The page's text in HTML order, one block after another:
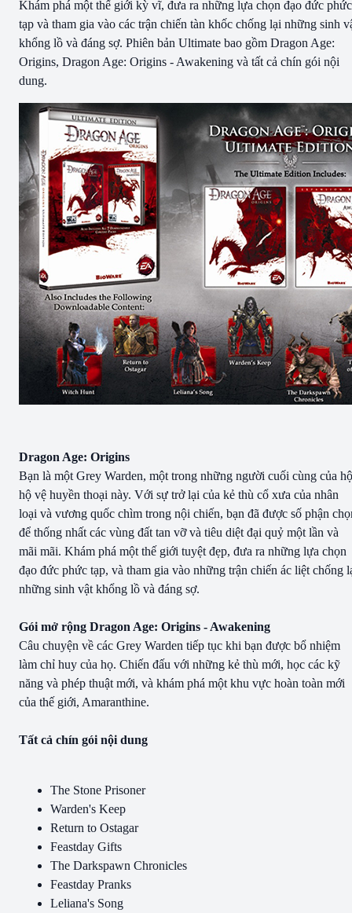
Khám phá một thế giới kỳ vĩ, đưa ra những lựa chọn đạo đức phức
tạp và tham gia vào các trận chiến tàn khốc chống lại những sinh
khổng lồ và đáng sợ. Phiên bản Ultimate bao gồm Dragon Age:
Origins, Dragon Age: Origins - Awakening và tất cả chín gói nội
dung.
Dragon Age: Origins
Bạn là một Grey Warden, một trong những người cuối cùng của
hộ vệ huyền thoại này. Với sự trở lại của kẻ thù cổ xưa của nhân
loại và vương quốc chìm trong nội chiến, bạn đã được số phận
để thống nhất các vùng đất tan vỡ và tiêu diệt đại quỷ một lần và
mãi mãi. Khám phá một thế giới tuyệt đẹp, đưa ra những lựa chọn
đạo đức phức tạp, và tham gia vào những trận chiến ác liệt chống
những sinh vật khổng lồ và đáng sợ.
Gói mở rộng Dragon Age: Origins - Awakening
Câu chuyện về các Grey Warden tiếp tục khi bạn được bổ nhiệm
làm chỉ huy của họ. Chiến đấu với những kẻ thù mới, học các kỹ
năng và phép thuật mới, và khám phá một khu vực hoàn toàn mới
của thế giới, Amaranthine.
Tất cả chín gói nội dung
The Stone Prisoner
Warden's Keep
Return to Ostagar
Feastday Gifts
The Darkspawn Chronicles
Feastday Pranks
Leliana's Song